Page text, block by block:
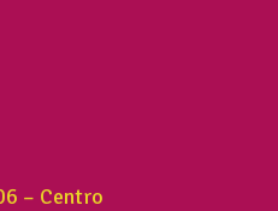
– Centro